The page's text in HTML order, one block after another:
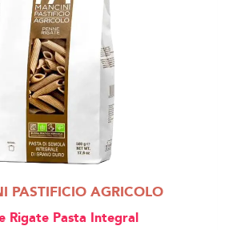
PASTIFICIO AGRICOLO
Rigate Pasta Integral